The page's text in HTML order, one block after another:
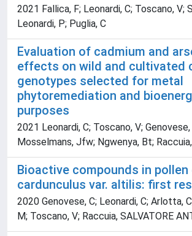
2021 Fallica, F; Leonardi, C; Toscano, V;
Leonardi, P; Puglia, C
Evaluation of cadmium and
effects on wild and cultivated
genotypes selected for metal
phytoremediation and
purposes
2021 Leonardi, C; Toscano, V; Genovese,
Mosselmans, Jfw; Ngwenya, Bt;
Bioactive compounds in pollen
cardunculus var. altilis: first
2020 Genovese, C; Leonardi, C; Arlotta,
M; Toscano, V; Raccuia, SALVATORE